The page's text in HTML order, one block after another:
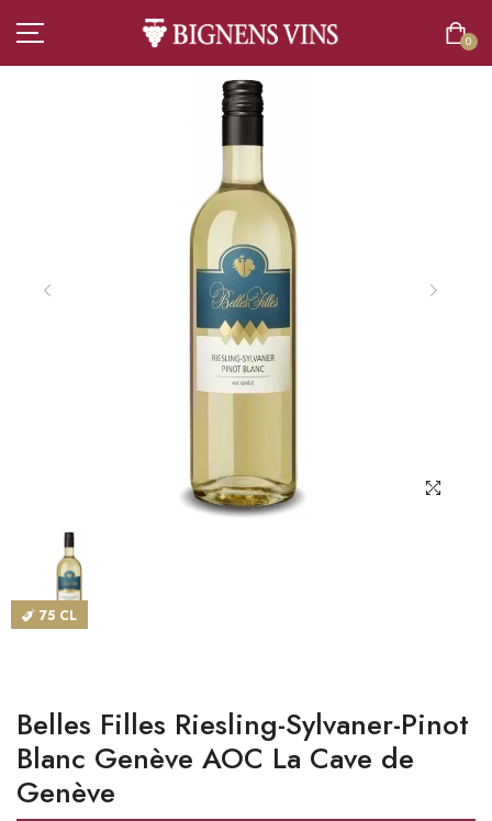
0
TOUT L’ASSORTIMENT
VINS
BOISSONS SANS ALCOOL
CATALOGUES
MAGASINS
CONTACT
Langue
Devise
75 CL
Belles Filles Riesling-Sylvaner-Pinot
Blanc Genève AOC La Cave de
Genève